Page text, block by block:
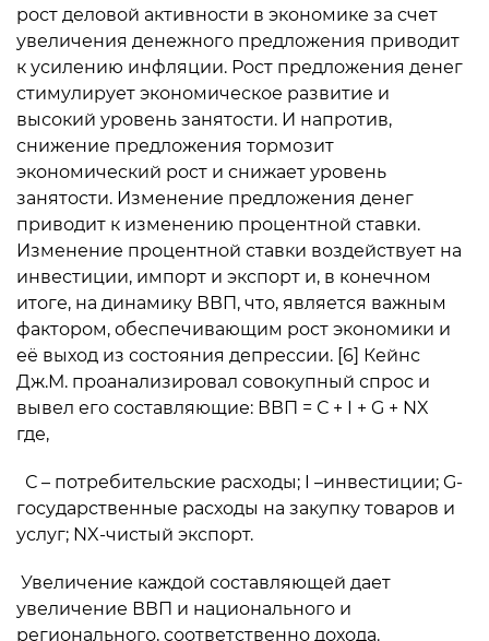
рост деловой активности в экономике за счет
увеличения денежного предложения приводит
к усилению инфляции. Рост предложения денег
стимулирует экономическое развитие и
высокий уровень занятости. И напротив,
снижение предложения тормозит
экономический рост и снижает уровень
занятости. Изменение предложения денег
приводит к изменению процентной ставки.
Изменение процентной ставки воздействует на
инвестиции, импорт и экспорт и, в конечном
итоге, на динамику ВВП, что, является важным
фактором, обеспечивающим рост экономики и
её выход из состояния депрессии. [6] Кейнс
Дж.М. проанализировал совокупный спрос и
вывел его составляющие: ВВП = С + I + G + NX
где,
С – потребительские расходы; I –инвестиции; G-
государственные расходы на закупку товаров и
услуг; NX-чистый экспорт.
Увеличение каждой составляющей дает
увеличение ВВП и национального и
регионального, соответственно дохода.